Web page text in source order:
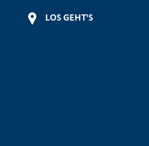
LOS GEHT'S